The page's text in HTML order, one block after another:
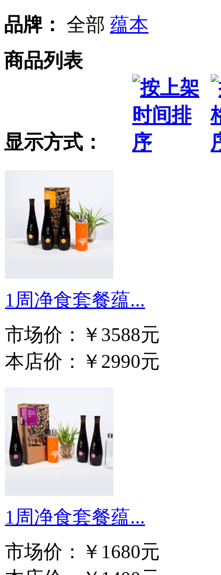
品牌： 全部 蕴本
商品列表
显示方式：
1周净食套餐蕴...
市场价：
￥3588元
本店价：
￥2990元
1周净食套餐蕴...
市场价：
￥1680元